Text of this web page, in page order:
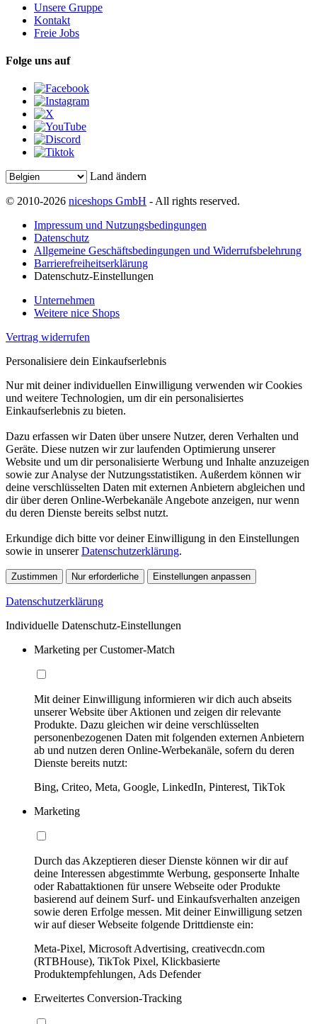
Unsere Gruppe
Kontakt
Freie Jobs
Folge uns auf
Land ändern
© 2010-2026 niceshops GmbH - All rights reserved.
Impressum und Nutzungsbedingungen
Datenschutz
Allgemeine Geschäftsbedingungen und Widerrufsbelehrung
Barrierefreiheitserklärung
Datenschutz-Einstellungen
Unternehmen
Weitere nice Shops
Vertrag widerrufen
Personalisiere dein Einkaufserlebnis
Nur mit deiner individuellen Einwilligung verwenden wir Cookies
und weitere Technologien, um dir ein personalisiertes
Einkaufserlebnis zu bieten.
Dazu erfassen wir Daten über unsere Nutzer, deren Verhalten und
Geräte. Diese nutzen wir zur laufenden Optimierung unserer
Website und um dir personalisierte Werbung und Inhalte anzuzeigen
sowie zur Analyse der Nutzungsstatistiken. Außerdem können wir
deine verschlüsselten Daten mit externen Anbietern abgleichen und
dir über deren Online-Werbekanäle Angebote anzeigen, nur wenn
du deren Dienste bereits selbst nutzt.
Erkundige dich bitte vor deiner Einwilligung in den Einstellungen
sowie in unsererDatenschutzerklärung.
Zustimmen Nur erforderliche Einstellungen anpassen
Datenschutzerklärung
Individuelle Datenschutz-Einstellungen
Marketing per Customer-Match
Mit deiner Einwilligung informieren wir dich auch abseits
unserer Website über Aktionen und zeigen dir relevante
Produkte. Dazu gleichen wir deine verschlüsselten
personenbezogenen Daten mit folgenden externen Anbietern
ab und nutzen deren Online-Werbekanäle, sofern du deren
Dienste bereits nutzt:
Bing, Criteo, Meta, Google, LinkedIn, Pinterest, TikTok
Marketing
Durch das Akzeptieren dieser Dienste können wir dir auf
deine Interessen abgestimmte Werbung, gesponserte Inhalte
oder Rabattaktionen für unsere Webseite oder Produkte
basierend auf deinem Surf- und Einkaufsverhalten anzeigen
sowie deren Erfolge messen. Mit deiner Einwilligung setzen
wir auf dieser Webseite folgende Drittdienste ein:
Meta-Pixel, Microsoft Advertising, creativecdn.com
(RTBHouse), TikTok Pixel, Klickbasierte
Produktempfehlungen, Ads Defender
Erweitertes Conversion-Tracking